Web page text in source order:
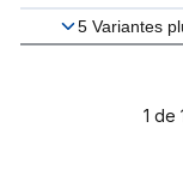
5 Variantes
1 de